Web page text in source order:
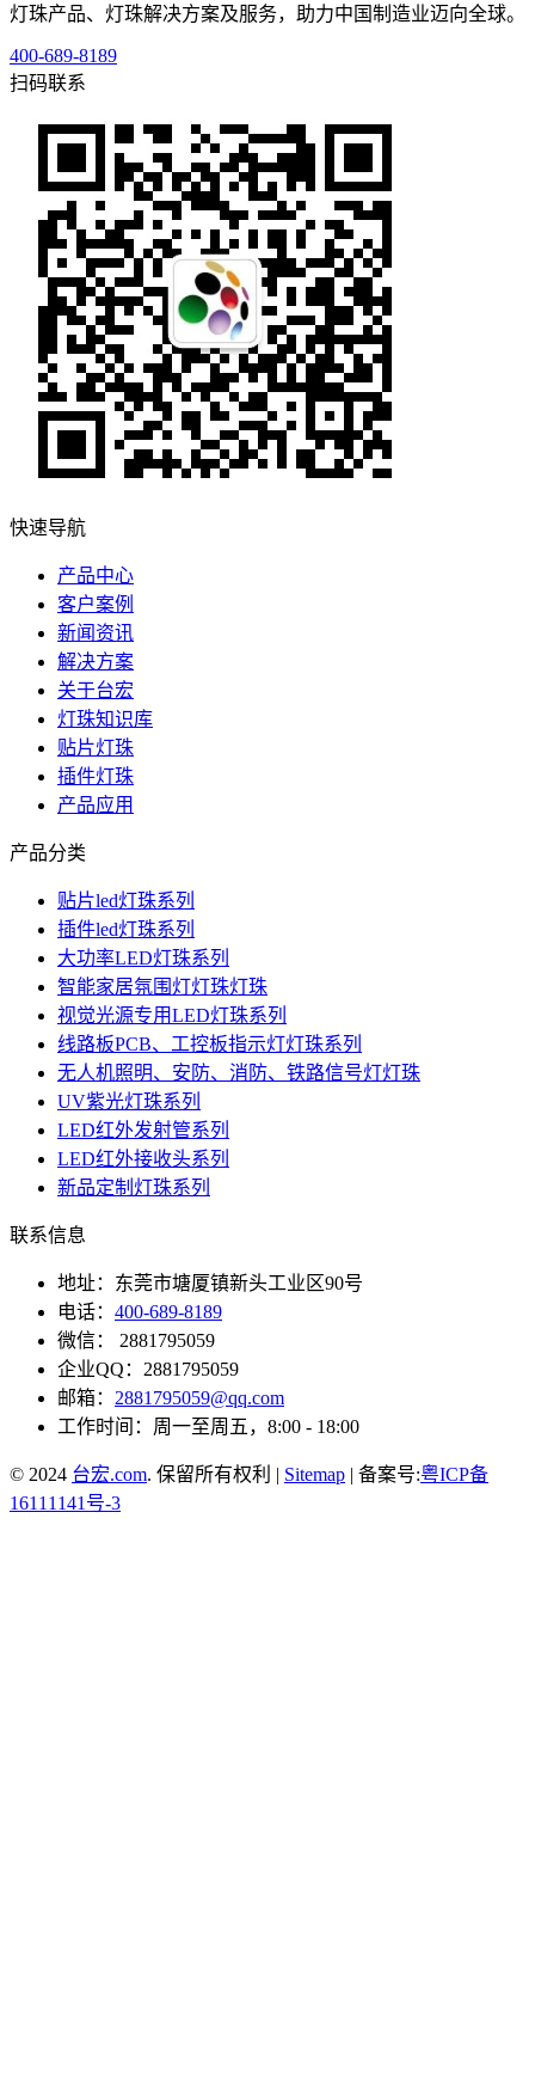
灯珠产品、灯珠解决方案及服务，助力中国制造业迈向全球。
400-689-8189
扫码联系
快速导航
产品中心
客户案例
新闻资讯
解决方案
关于台宏
灯珠知识库
贴片灯珠
插件灯珠
产品应用
产品分类
贴片led灯珠系列
插件led灯珠系列
大功率LED灯珠系列
智能家居氛围灯灯珠灯珠
视觉光源专用LED灯珠系列
线路板PCB、工控板指示灯灯珠系列
无人机照明、安防、消防、铁路信号灯灯珠
UV紫光灯珠系列
LED红外发射管系列
LED红外接收头系列
新品定制灯珠系列
联系信息
地址：东莞市塘厦镇新头工业区90号
电话： 400-689-8189
微信： 2881795059
企业QQ：2881795059
邮箱： 2881795059@qq.com
工作时间：周一至周五，8:00 - 18:00
© 2024 台宏.com. 保留所有权利 | Sitemap | 备案号:粤ICP备
16111141号-3